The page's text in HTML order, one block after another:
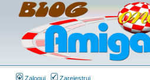
Zaloguj Zarejestruj